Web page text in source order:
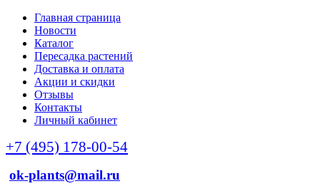
Главная страница
Новости
Каталог
Пересадка растений
Доставка и оплата
Акции и скидки
Отзывы
Контакты
Личный кабинет
+7 (495) 178-00-54
ok-plants@mail.ru